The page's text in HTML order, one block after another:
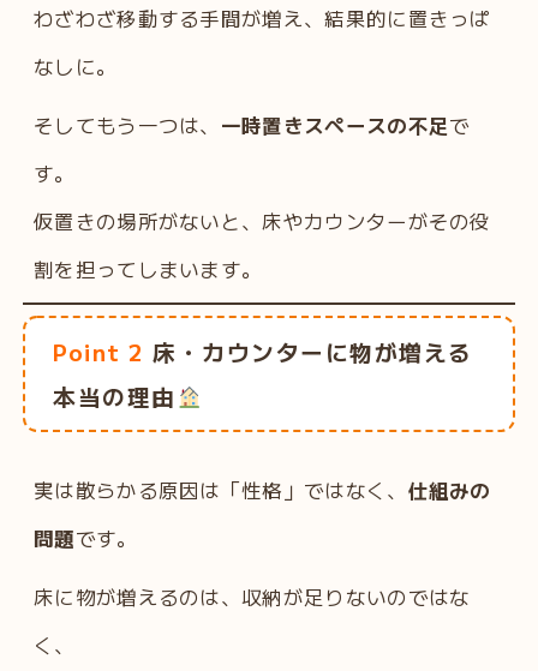
わざわざ移動する手間が増え、結果的に置きっぱ
なしに。
そしてもう一つは、 一時置きスペースの不足で
す。
仮置きの場所がないと、床やカウンターがその役
割を担ってしまいます。
Point 2 床・カウンターに物が増える
本当の理由
実は散らかる原因は「性格」ではなく、 仕組みの
問題です。
床に物が増えるのは、収納が足りないのではな
く、